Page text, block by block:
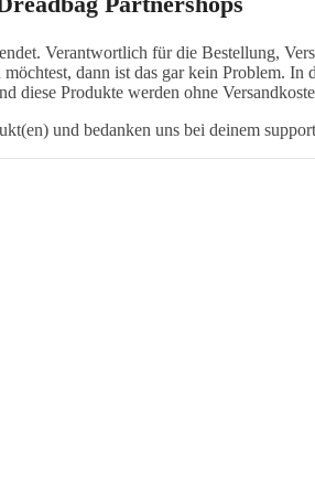
Verantwortlich für die Bestellung,
dann ist das gar kein Problem.
diese Produkte werden ohne
und bedanken uns bei deinem